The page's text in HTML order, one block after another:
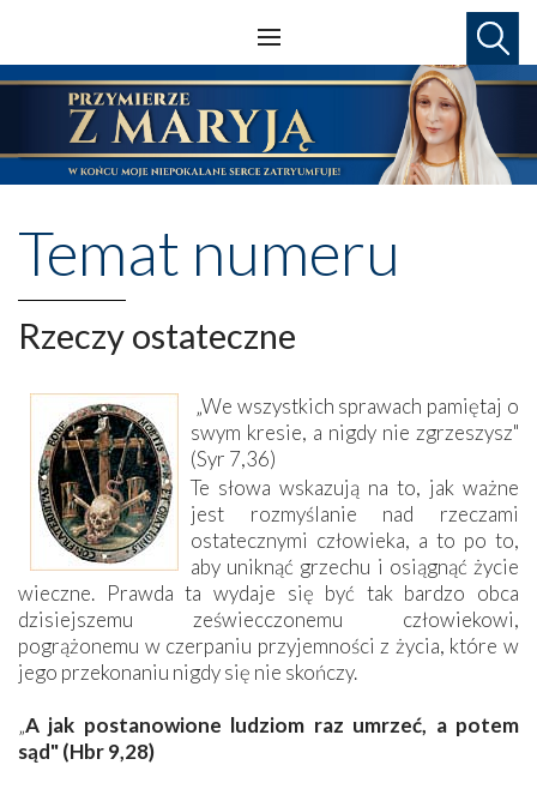
Temat numeru
Rzeczy ostateczne
„We wszystkich sprawach pamiętaj o
swym kresie, a nigdy nie zgrzeszysz"
(Syr 7,36)
Te słowa wskazują na to, jak ważne
jest rozmyślanie nad rzeczami
ostatecznymi człowieka, a to po to,
aby uniknąć grzechu i osiągnąć życie
wieczne. Prawda ta wydaje się być tak bardzo obca
dzisiejszemu zeświecczonemu człowiekowi,
pogrążonemu w czerpaniu przyjemności z życia, które w
jego przekonaniu nigdy się nie skończy.
„A jak postanowione ludziom raz umrzeć, a potem
sąd" (Hbr 9,28)